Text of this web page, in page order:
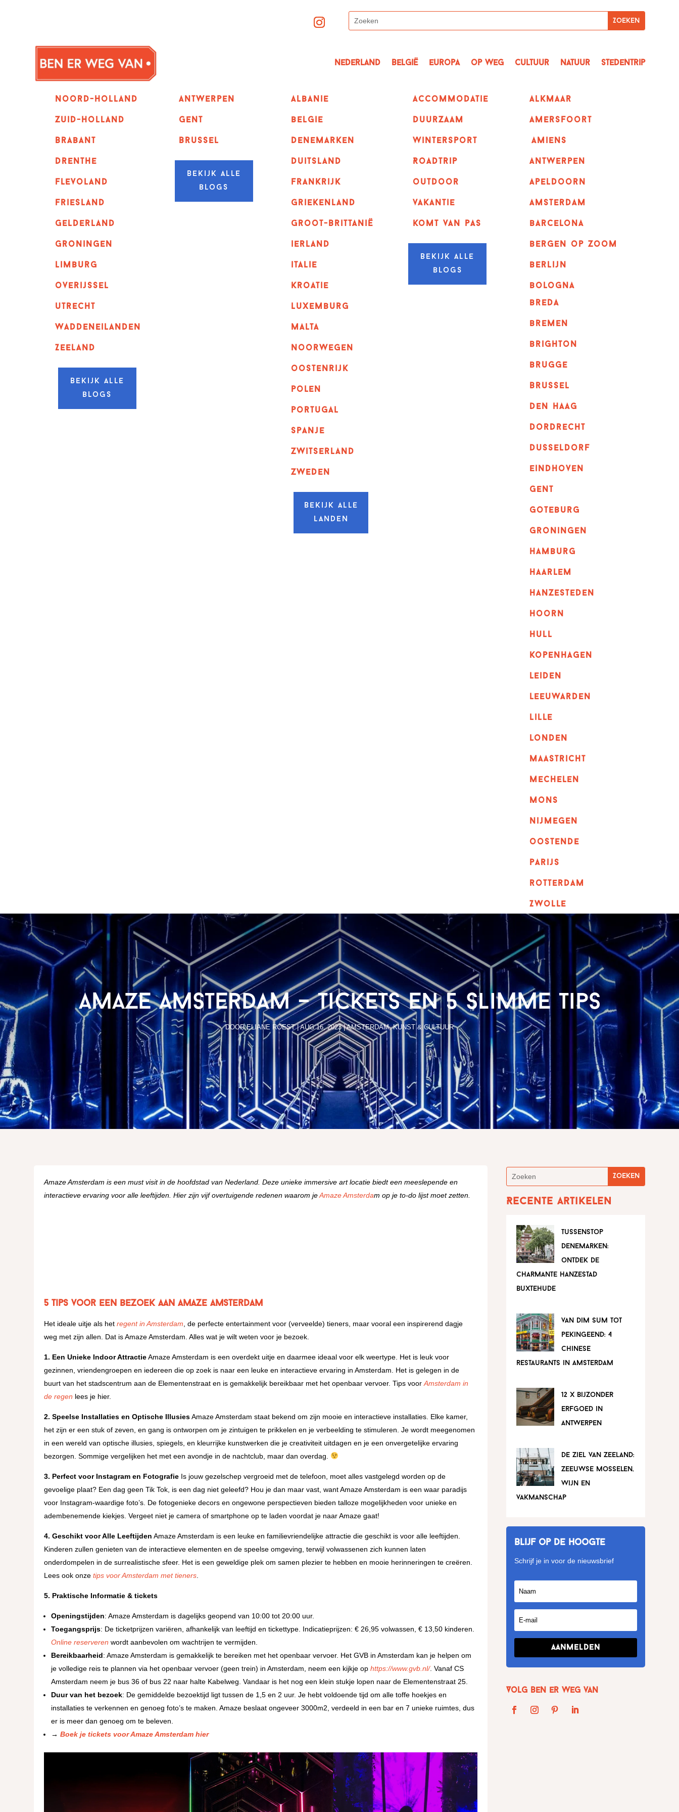
Nederland België Europa op Weg Cultuur Natuur Stedentrip
Noord-holland
zuid-holland
Brabant
Drenthe
Flevoland
Friesland
Gelderland
Groningen
Limburg
overijssel
utrecht
Waddeneilanden
Zeeland
Bekijk alle
blogs
Antwerpen
GENT
Brussel
Bekijk alle
blogs
albanie
belgie
denemarken
duitsland
frankrijk
griekenland
Groot-Brittanië
ierland
italie
kroatie
luxemburg
malta
noorwegen
oostenrijk
polen
portugal
spanje
zwitserland
zweden
Bekijk alle
landen
Accommodatie
Duurzaam
wintersport
Roadtrip
outdoor
vakantie
komt van pas
Bekijk alle
blogs
alkmaar
amersfoort
amiens
Antwerpen
apeldoorn
Amsterdam
barcelona
bergen op zoom
berlijn
bologna
breda
bremen
brighton
brugge
Brussel
Den haag
dordrecht
dusseldorf
eindhoven
GENT
goteburg
groningen
hamburg
haarlem
hanzesteden
hoorn
hull
kopenhagen
leiden
leeuwarden
lille
londen
maastricht
mechelen
mons
nijmegen
oostende
parijs
rotterdam
Zwolle
Amaze Amsterdam – tickets en 5 slimme tips
DOORELIANE ROEST|AUG 16, 2023|AMSTERDAM,KUNST & CULTUUR
Amaze Amsterdam is een must visit in de hoofdstad van Nederland. Deze unieke immersive art locatie biedt een meeslepende en
interactieve ervaring voor alle leeftijden. Hier zijn vijf overtuigende redenen waarom jeAmaze Amsterdam op je to-do lijst moet zetten.
5 Tips voor een bezoek aan Amaze Amsterdam
Het ideale uitje als hetregent in Amsterdam , de perfecte entertainment voor (verveelde) tieners, maar vooral een inspirerend dagje
weg met zijn allen. Dat is Amaze Amsterdam. Alles wat je wilt weten voor je bezoek.
1. Een Unieke Indoor AttractieAmaze Amsterdam is een overdekt uitje en daarmee ideaal voor elk weertype. Het is leuk voor
gezinnen, vriendengroepen en iedereen die op zoek is naar een leuke en interactieve ervaring in Amsterdam. Het is gelegen in de
buurt van het stadscentrum aan de Elementenstraat en is gemakkelijk bereikbaar met het openbaar vervoer. Tips voorAmsterdam in
de regen lees je hier.
2. Speelse Installaties en Optische IllusiesAmaze Amsterdam staat bekend om zijn mooie en interactieve installaties. Elke kamer,
het zijn er een stuk of zeven, en gang is ontworpen om je zintuigen te prikkelen en je verbeelding te stimuleren. Je wordt meegenomen
in een wereld van optische illusies, spiegels, en kleurrijke kunstwerken die je creativiteit uitdagen en je een onvergetelijke ervaring
bezorgen. Sommige vergelijken het met een avondje in de nachtclub, maar dan overdag.
3. Perfect voor Instagram en Fotografie Is jouw gezelschep vergroeid met de telefoon, moet alles vastgelegd worden op de
gevoelige plaat? Een dag geen Tik Tok, is een dag niet geleefd? Hou je dan maar vast, want Amaze Amsterdam is een waar paradijs
voor Instagram-waardige foto’s. De fotogenieke decors en ongewone perspectieven bieden talloze mogelijkheden voor unieke en
adembenemende kiekjes. Vergeet niet je camera of smartphone op te laden voordat je naar Amaze gaat!
4. Geschikt voor Alle Leeftijden Amaze Amsterdam is een leuke en familievriendelijke attractie die geschikt is voor alle leeftijden.
Kinderen zullen genieten van de interactieve elementen en de speelse omgeving, terwijl volwassenen zich kunnen laten
onderdompelen in de surrealistische sfeer. Het is een geweldige plek om samen plezier te hebben en mooie herinneringen te creëren.
Lees ook onzetips voor Amsterdam met tieners
5. Praktische Informatie & tickets
Openingstijden: Amaze Amsterdam is dagelijks geopend van 10:00 tot 20:00 uur.
Toegangsprijs: De ticketprijzen variëren, afhankelijk van leeftijd en tickettype. Indicatieprijzen: € 26,95 volwassen, € 13,50 kinderen.
Online reserveren wordt aanbevolen om wachtrijen te vermijden.
Bereikbaarheid: Amaze Amsterdam is gemakkelijk te bereiken met het openbaar vervoer. Het GVB in Amsterdam kan je helpen om
je volledige reis te plannen via het openbaar vervoer (geen trein) in Amsterdam, neem een kijkje ophttps://www.gvb.nl/. Vanaf CS
Amsterdam neem je bus 36 of bus 22 naar halte Kabelweg. Vandaar is het nog een klein stukje lopen naar de Elementenstraat 25.
Duur van het bezoek: De gemiddelde bezoektijd ligt tussen de 1,5 en 2 uur. Je hebt voldoende tijd om alle toffe hoekjes en
installaties te verkennen en genoeg foto’s te maken. Amaze beslaat ongeveer 3000m2, verdeeld in een bar en 7 unieke ruimtes, dus
er is meer dan genoeg om te beleven.
→Boek je tickets voor Amaze Amsterdam hier
Recente artikelen
tussenstop
denemarken:
ontdek de
charmante hanzestad
buxtehude
van dim sum tot
pekingeend: 4
chinese
restaurants in amsterdam
12 x bijzonder
erfgoed in
antwerpen
de ziel van zeeland:
zeeuwse mosselen,
wijn en
vakmanschap
Blijf op de hoogte
Schrijf je in voor de nieuwsbrief
Aanmelden
Volg Ben er weg van